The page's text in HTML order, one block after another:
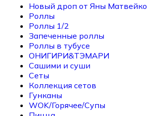
Новый дроп от Яны Матвейко
Роллы
Роллы 1/2
Запеченные роллы
Роллы в тубусе
ОНИГИРИ&ТЭМАРИ
Сашими и суши
Сеты
Коллекция сетов
Гунканы
WOK/Горячее/Супы